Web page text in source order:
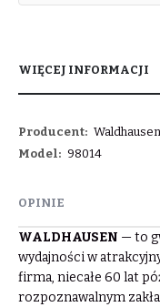
WIĘCEJ INFORMACJI
Więcej
informacji
Waldhausen
98014
OPINIE
WALDHAUSEN — to
wydajności w
firma, niecałe 60 lat
rozpoznawalnym